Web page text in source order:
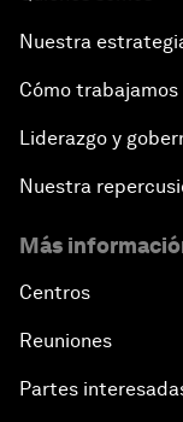
Nuestra
Cómo trabajamos
Liderazgo y
Nuestra
Más
Centros
Reuniones
Partes